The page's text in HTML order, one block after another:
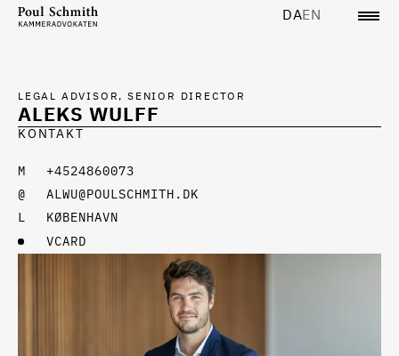
DAEN
ALEKS WULFF
LEGAL ADVISOR, SENIOR DIRECTOR
KONTAKT
+4524860073
ALWU@POULSCHMITH.DK
KØBENHAVN
VCARD